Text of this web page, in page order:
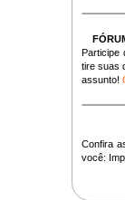
Participe
tire suas
assunto!
Confira
você: